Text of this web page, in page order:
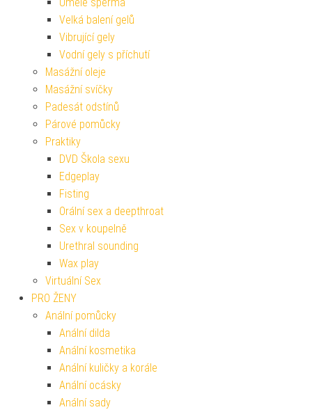
Umělé sperma
Velká balení gelů
Vibrující gely
Vodní gely s příchutí
Masážní oleje
Masážní svíčky
Padesát odstínů
Párové pomůcky
Praktiky
DVD Škola sexu
Edgeplay
Fisting
Orální sex a deepthroat
Sex v koupelně
Urethral sounding
Wax play
Virtuální Sex
PRO ŽENY
Anální pomůcky
Anální dilda
Anální kosmetika
Anální kuličky a korále
Anální ocásky
Anální sady